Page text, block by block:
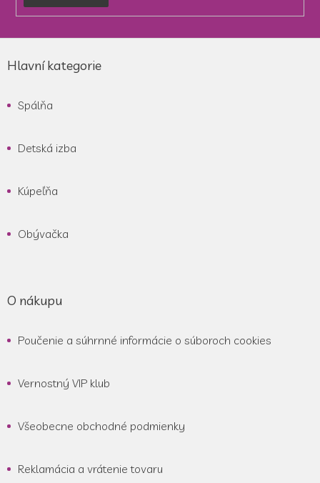
Hlavní kategorie
Spálňa
Detská izba
Kúpeľňa
Obývačka
O nákupu
Poučenie a súhrnné informácie o súboroch cookies
Vernostný VIP klub
Všeobecne obchodné podmienky
Reklamácia a vrátenie tovaru